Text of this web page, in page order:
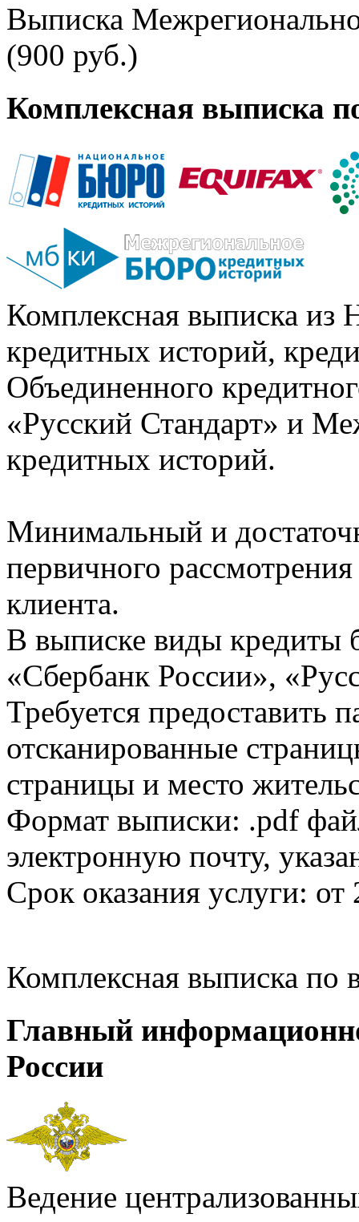
Выписка
(900 руб.)
Комплексная выписка
Комплексная выписка из
кредитных историй,
Объединенного
«Русский Стандарт» и
кредитных историй.
Минимальный и
первичного
клиента.
В выписке виды кредиты
«Сбербанк России»,
Требуется предоставить
отсканированные
страницы и место
Формат выписки: .pdf
электронную почту,
Срок оказания услуги: от
Комплексная выписка
Главный
России
Ведение